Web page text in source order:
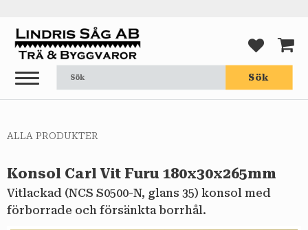
Meny
Sök
ALLA PRODUKTER
Konsol Carl Vit Furu 180x30x265mm
Vitlackad (NCS S0500-N, glans 35) konsol med
förborrade och försänkta borrhål.